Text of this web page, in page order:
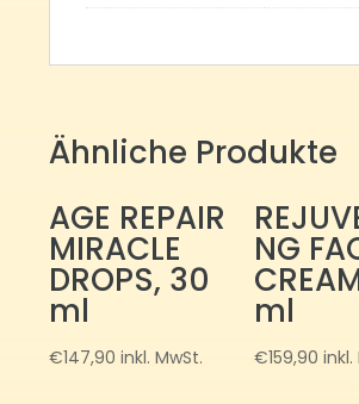
Ähnliche Produkte
AGE REPAIR
MIRACLE
DROPS, 30
ml
€147,90 inkl. MwSt.
NG
ml
€159,90 inkl.